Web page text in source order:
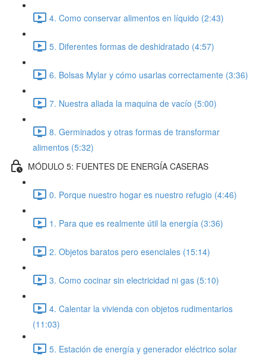
4. Como conservar alimentos en líquido (2:43)
5. Diferentes formas de deshidratado (4:57)
6. Bolsas Mylar y cómo usarlas correctamente (3:36)
7. Nuestra aliada la maquina de vacío (5:00)
8. Germinados y otras formas de transformar
alimentos (5:32)
MÓDULO 5: FUENTES DE ENERGÍA CASERAS
0. Porque nuestro hogar es nuestro refugio (4:46)
1. Para que es realmente útil la energía (3:36)
2. Objetos baratos pero esenciales (15:14)
3. Como cocinar sin electricidad ni gas (5:10)
4. Calentar la vivienda con objetos rudimentarios
(11:03)
5. Estación de energía y generador eléctrico solar